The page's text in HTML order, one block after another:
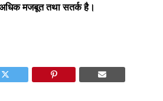
मजबूत तथा सतर्क है।